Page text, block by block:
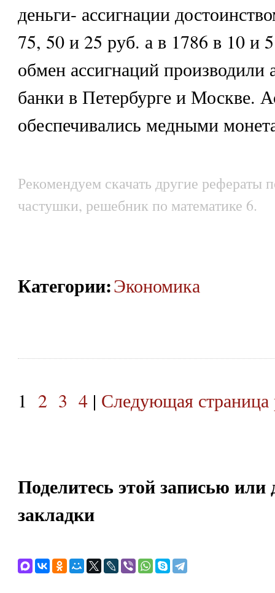
деньги- ассигнации
75, 50 и 25 руб. а в 1786 в 10 и
обмен ассигнаций производили
банки в Петербурге и Москве.
обеспечивались медными
Рекомендуем скачать другие рефераты
частушки, решебник по математике 6.
Категории:Экономика
1 2 3 4| Следующая страница
Поделитесь этой записью или
закладки